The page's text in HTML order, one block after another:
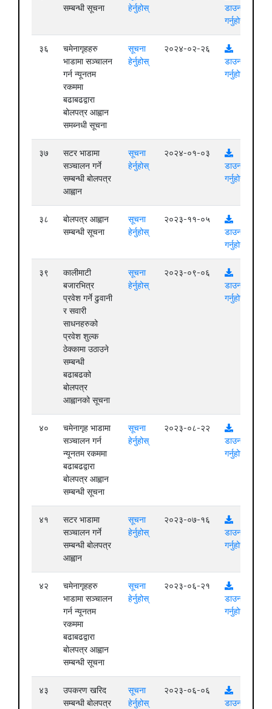
सम्बन्धी सूचना
हेर्नुहोस्
डाउनलोड
गर्नुहोस्
३६
चमेनागृहहरु
भाडामा सञ्चालन
गर्न न्यूनतम
रकममा
बढाबढद्वारा
बोलपत्र आह्वान
समब्नधी सूचना
सूचना
हेर्नुहोस्
२०२४-०२-२६
डाउनलोड
गर्नुहोस्
३७
सटर भाडामा
सञ्चालन गर्ने
सम्बन्धी बोलपत्र
आह्वान
सूचना
हेर्नुहोस्
२०२४-०१-०३
डाउनलोड
गर्नुहोस्
३८
बोलपत्र आह्वान
सम्बन्धी सूचना
सूचना
हेर्नुहोस्
२०२३-११-०५
डाउनलोड
गर्नुहोस्
३९
कालीमाटी
बजारभित्र
प्रवेश गर्ने ढुवानी
र सवारी
साधनहरुको
प्रवेश शुल्क
ठेक्कामा उठाउने
सम्बन्धी
बढाबढको
बोलपत्र
आह्वानको सूचना
सूचना
हेर्नुहोस्
२०२३-०९-०६
डाउनलोड
गर्नुहोस्
४०
चमेनागृह भाडामा
सञ्चालन गर्न
न्यूनतम रकममा
बढाबढद्वारा
बोलपत्र आह्वान
सम्बन्धी सूचना
सूचना
हेर्नुहोस्
२०२३-०८-२२
डाउनलोड
गर्नुहोस्
४१
सटर भाडामा
सञ्चालन गर्ने
सम्बन्धी बोलपत्र
आह्वान
सूचना
हेर्नुहोस्
२०२३-०७-१६
डाउनलोड
गर्नुहोस्
४२
चमेनागृहहरु
भाडामा सञ्चालन
गर्न न्यूनतम
रकममा
बढाबढद्वारा
बोलपत्र आह्वान
सम्बन्धी सूचना
सूचना
हेर्नुहोस्
२०२३-०६-२१
डाउनलोड
गर्नुहोस्
४३
उपकरण खरिद
सम्बन्धी बोलपत्र
सूचना
हेर्नुहोस्
२०२३-०६-०६
डाउनलोड